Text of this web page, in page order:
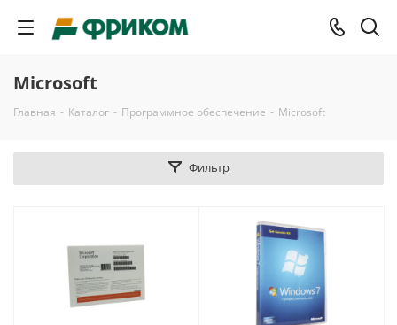
Microsoft
Главная - Каталог - Программное обеспечение - Microsoft
Фильтр